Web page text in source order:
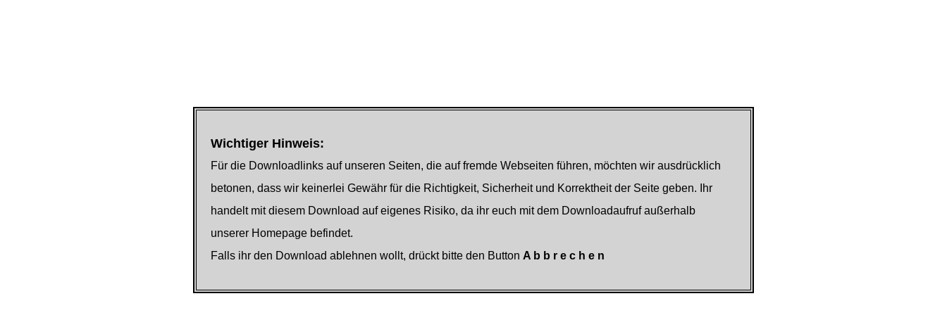
Wichtiger Hinweis:
Für die Downloadlinks auf unseren Seiten, die auf fremde Webseiten führen, möchten wir ausdrücklich
betonen, dass wir keinerlei Gewähr für die Richtigkeit, Sicherheit und Korrektheit der Seite geben. Ihr
handelt mit diesem Download auf eigenes Risiko, da ihr euch mit dem Downloadaufruf außerhalb
unserer Homepage befindet.
Falls ihr den Download ablehnen wollt, drückt bitte den Button A b b r e c h e n